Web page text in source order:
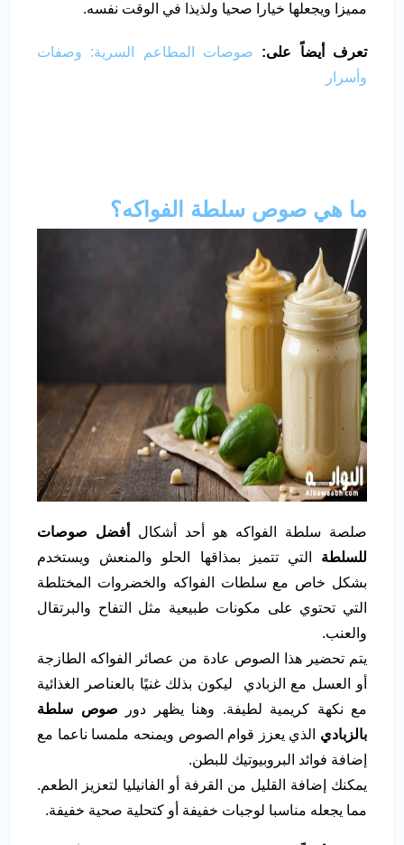
مميزا ويجعلها خيارا صحيا ولذيذا في الوقت نفسه.
تعرف أيضاً على: صوصات المطاعم السرية: وصفات
وأسرار
ما هي صوص سلطة الفواكه؟
صلصة سلطة الفواكه هو أحد أشكال
أفضل صوصات
للسلطة التي تتميز بمذاقها الحلو والمنعش ويستخدم
بشكل خاص مع سلطات الفواكه والخضروات المختلطة
التي تحتوي على مكونات طبيعية مثل التفاح والبرتقال
والعنب.
يتم تحضير هذا الصوص عادة من عصائر الفواكه الطازجة
أو العسل مع الزبادي ليكون بذلك غنيًا بالعناصر الغذائية
مع نكهة كريمية لطيفة. وهنا يظهر دور صوص سلطة
بالزبادي الذي يعزز قوام الصوص ويمنحه ملمسا ناعما مع
إضافة فوائد البروبيوتيك للبطن.
يمكنك إضافة القليل من القرفة أو الفانيليا لتعزيز الطعم.
مما يجعله مناسبا لوجبات خفيفة أو كتحلية صحية خفيفة.